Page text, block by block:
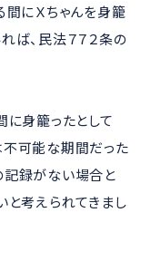
間にＸちゃんを身籠
ば、民法７７２条の
に身籠ったとして
不可能な期間だった
記録がない場合と
と考えられてきまし